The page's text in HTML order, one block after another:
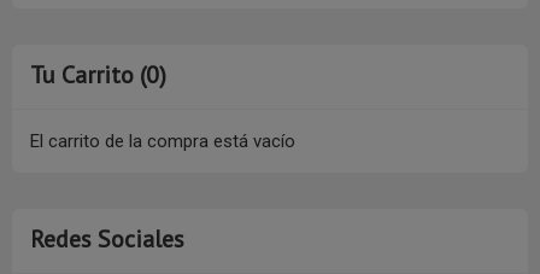
Tu Carrito (0)
El carrito de la compra está vacío
Redes Sociales